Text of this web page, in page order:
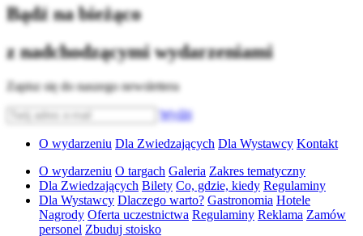
Bądź na bieżąco
z nadchodzącymi wydarzeniami
Zapisz się do naszego newslettera
Wyślij
O wydarzeniu Dla Zwiedzających Dla Wystawcy Kontakt
O wydarzeniu O targach Galeria Zakres tematyczny
Dla Zwiedzających Bilety Co, gdzie, kiedy Regulaminy
Dla Wystawcy Dlaczego warto? Gastronomia Hotele
Nagrody Oferta uczestnictwa Regulaminy Reklama Zamów
personel Zbuduj stoisko